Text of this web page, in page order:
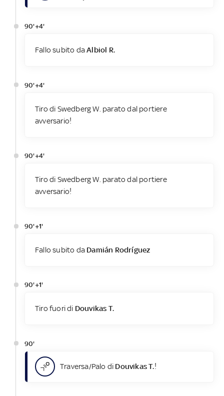
90'+4'
Fallo subito daAlbiol R.
90'+4'
Tiro di Swedberg W. parato dal portiere
avversario!
90'+4'
Tiro di Swedberg W. parato dal portiere
avversario!
90'+1'
Fallo subito da Damián Rodríguez
90'+1'
Tiro fuori di Douvikas T.
90'
Traversa/Palo di Douvikas T.!